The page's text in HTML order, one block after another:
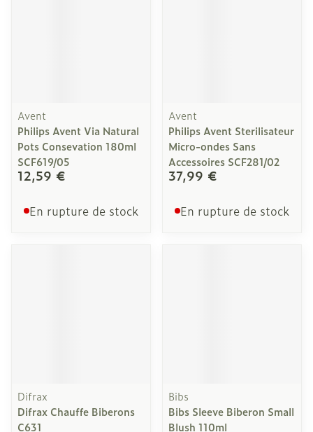
Avent
Philips Avent Via Natural
Pots Consevation 180ml
SCF619/05
12,59 €
En rupture de stock
Avent
Philips Avent Sterilisateur
Micro-ondes Sans
Accessoires SCF281/02
37,99 €
En rupture de stock
Difrax
Difrax Chauffe Biberons
C631
Bibs
Bibs Sleeve Biberon Small
Blush 110ml